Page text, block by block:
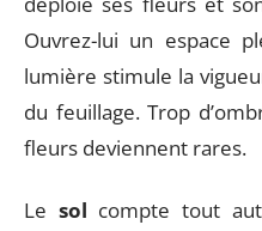
Ouvrez-lui un espace
lumière stimule la
du feuillage. Trop
fleurs deviennent rares.
Le sol compte tout